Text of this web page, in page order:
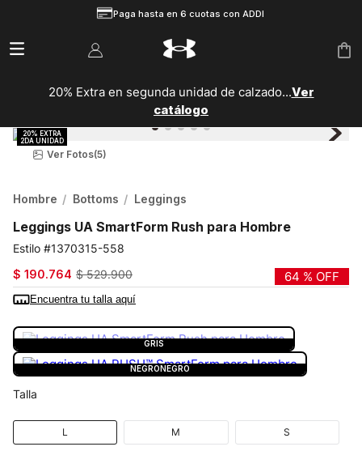
Paga hasta en 6 cuotas con ADDI
20% Extra en segunda unidad de calzado...Ver
catálogo
Ver Fotos(5)
Hombre Bottoms Leggings
Leggings UA SmartForm Rush para Hombre
1370315-558
$ 190.764 $ 529.900 64 % OFF
Encuentra tu talla aquí
GRIS
NEGRONEGRO
Talla
L M S